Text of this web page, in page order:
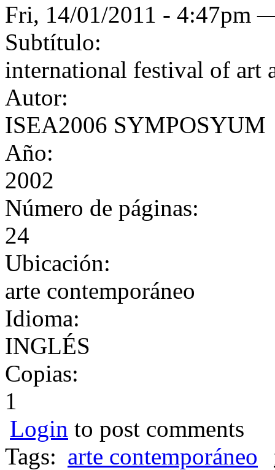
Fri, 14/01/2011 - 4:47pm
Subtítulo:
international festival of art
Autor:
ISEA2006 SYMPOSYUM
Año:
2002
Número de páginas:
24
Ubicación:
arte contemporáneo
Idioma:
INGLÉS
Copias:
1
Login to post comments
Tags: arte contemporáneo